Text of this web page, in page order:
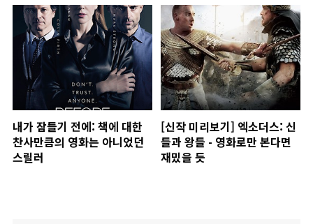
내가 잠들기 전에: 책에 대한
찬사만큼의 영화는 아니었던
스릴러
[신작 미리보기] 엑소더스: 신
들과 왕들 - 영화로만 본다면
재밌을 듯